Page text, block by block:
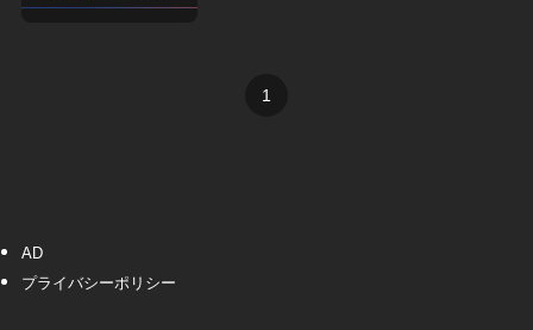
1
AD
プライバシーポリシー